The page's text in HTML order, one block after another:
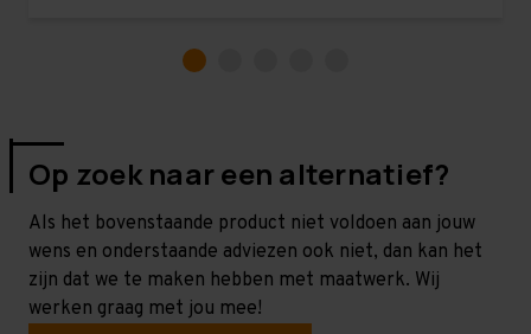
Op zoek naar een alternatief?
Als het bovenstaande product niet voldoen aan jouw
wens en onderstaande adviezen ook niet, dan kan het
zijn dat we te maken hebben met maatwerk. Wij
werken graag met jou mee!